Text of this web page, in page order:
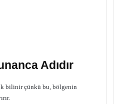
Adıdır
bilinir çünkü bu, bölgenin